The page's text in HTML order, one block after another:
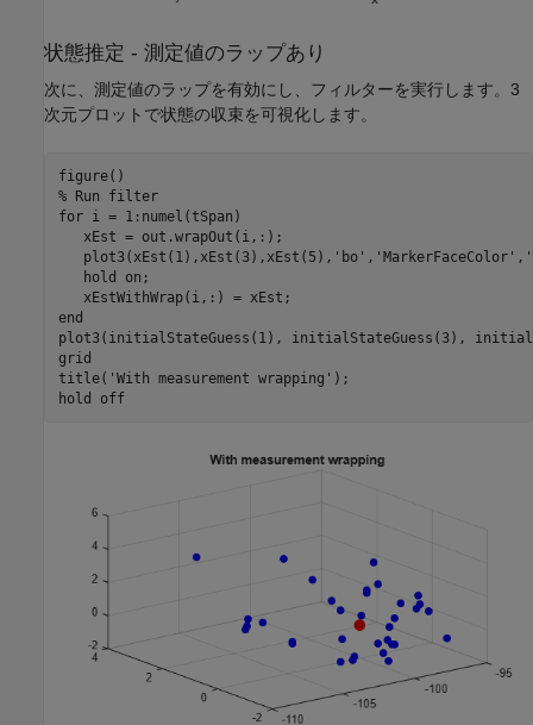
状態推定 - 測定値のラップあり
次に、測定値のラップを有効にし、フィルターを実行します。3
次元プロットで状態の収束を可視化します。
% Run filter
for i = 1:numel(tSpan)
   xEst = out.wrapOut(i,:);
   plot3(xEst(1),xEst(3),xEst(5),
'bo' , 'MarkerFaceColor' ,
   hold
on ;
end
plot3(initialStateGuess(1), initialStateGuess(3),
grid
title( 'With measurement wrapping' );
hold
off